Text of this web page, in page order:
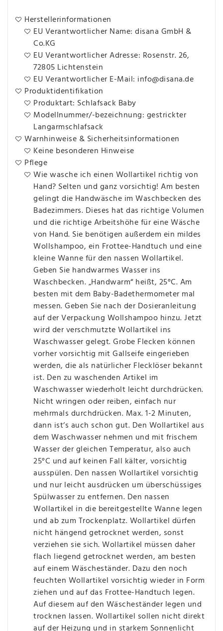
Herstellerinformationen
EU Verantwortlicher Name: disana GmbH &
Co.KG
EU Verantwortlicher Adresse: Rosenstr. 26,
72805 Lichtenstein
EU Verantwortlicher E-Mail: info@disana.de
Produktidentifikation
Produktart: Schlafsack Baby
Modellnummer/-bezeichnung: gestrickter
Langarmschlafsack
Warnhinweise & Sicherheitsinformationen
Keine besonderen Hinweise
Pflege
Wie wasche ich einen Wollartikel richtig von
Hand? Selten und ganz vorsichtig! Am besten
gelingt die Handwäsche im Waschbecken des
Badezimmers. Dieses hat das richtige Volumen
und die richtige Arbeitshöhe für eine Wäsche
von Hand. Sie benötigen außerdem ein mildes
Wollshampoo, ein Frottee-Handtuch und eine
kleine Wanne für den nassen Wollartikel.
Geben Sie handwarmes Wasser ins
Waschbecken. „Handwarm“ heißt, 25°C. Am
besten mit dem Baby-Badethermometer mal
messen. Geben Sie nach der Dosieranleitung
auf der Verpackung Wollshampoo hinzu. Jetzt
wird der verschmutzte Wollartikel ins
Waschwasser gelegt. Grobe Flecken können
vorher vorsichtig mit Gallseife eingerieben
werden, die als natürlicher Flecklöser bekannt
ist. Den zu waschenden Artikel im
Waschwasser wiederholt leicht durchdrücken.
Nicht wringen oder reiben, einfach nur
mehrmals durchdrücken. Max. 1-2 Minuten,
dann ist‘s auch schon gut. Den Wollartikel aus
dem Waschwasser nehmen und mit frischem
Wasser der gleichen Temperatur, also auch
25°C und auf keinen Fall kälter, vorsichtig
ausspülen. Den nassen Wollartikel vorsichtig
und nur leicht ausdrücken um überschüssiges
Spülwasser zu entfernen. Den nassen
Wollartikel in die bereitgestellte Wanne legen
und ab zum Trockenplatz. Wollartikel dürfen
nicht hängend getrocknet werden, sonst
verziehen sie sich. Wollartikel müssen daher
flach liegend getrocknet werden, am besten
auf einem Wäscheständer. Dazu den noch
feuchten Wollartikel vorsichtig wieder in Form
ziehen und auf das Frottee-Handtuch legen.
Auf diesem auf den Wäscheständer legen und
trocknen lassen. Wollartikel sollen nicht direkt